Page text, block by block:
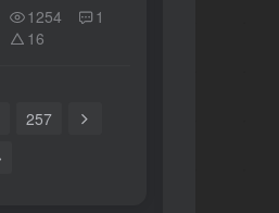
1254
1
16
257